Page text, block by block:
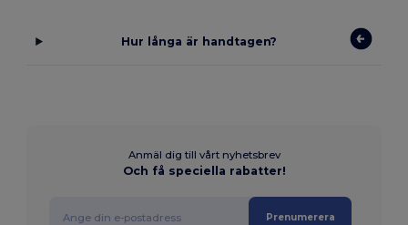
Hur långa är handtagen?
Anmäl dig till vårt nyhetsbrev
Och få speciella rabatter!
Prenumerera